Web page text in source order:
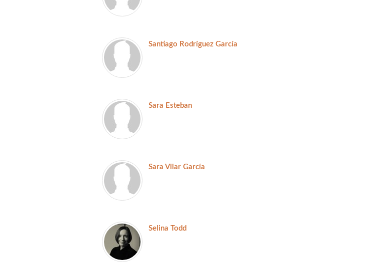
Santiago Rodríguez García
Sara Esteban
Sara Vilar García
Selina Todd